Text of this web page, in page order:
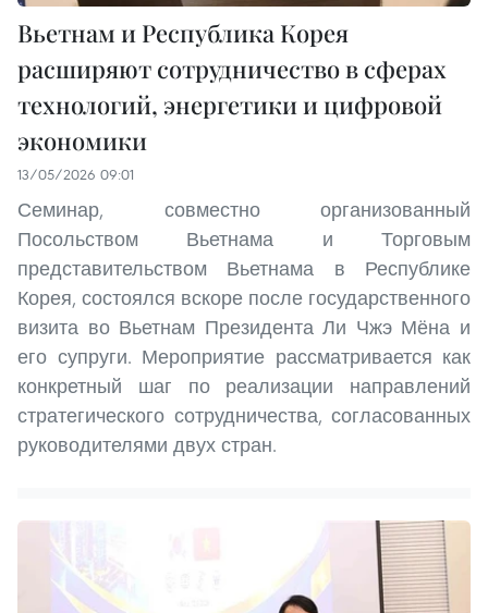
Вьетнам и Республика Корея
расширяют сотрудничество в сферах
технологий, энергетики и цифровой
экономики
13/05/2026 09:01
Семинар, совместно организованный
Посольством Вьетнама и Торговым
представительством Вьетнама в Республике
Корея, состоялся вскоре после государственного
визита во Вьетнам Президента Ли Чжэ Мёна и
его супруги. Мероприятие рассматривается как
конкретный шаг по реализации направлений
стратегического сотрудничества, согласованных
руководителями двух стран.